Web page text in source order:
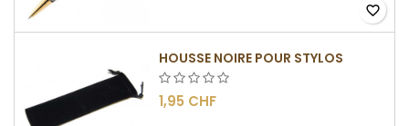
favorite_border
HOUSSE NOIRE POUR STYLOS
1,95 CHF